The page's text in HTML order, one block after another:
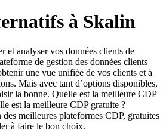
à Skalin
et analyser vos données clients de
de gestion des données clients
une vue unifiée de vos clients et à
Mais avec tant d’options disponibles,
la bonne. Quelle est la meilleure CDP
est la meilleure CDP gratuite ?
meilleures plateformes CDP, gratuites
à faire le bon choix.